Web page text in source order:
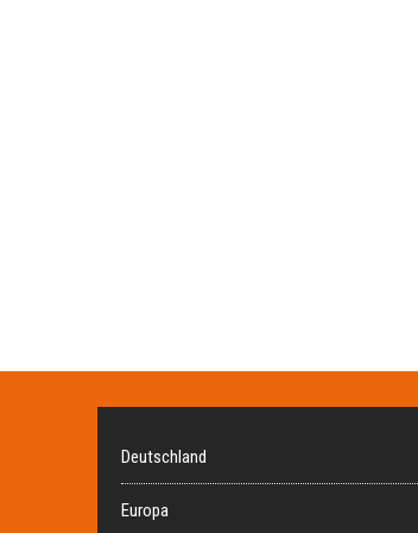
Deutschland
Europa